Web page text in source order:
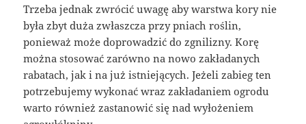
Trzeba jednak zwrócić uwagę aby warstwa kory nie
była zbyt duża zwłaszcza przy pniach roślin,
ponieważ może doprowadzić do zgnilizny. Korę
można stosować zarówno na nowo zakładanych
rabatach, jak i na już istniejących. Jeżeli zabieg ten
potrzebujemy wykonać wraz zakładaniem ogrodu
warto również zastanowić się nad wyłożeniem